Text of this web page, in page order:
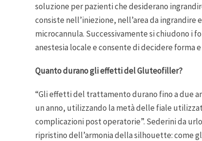
soluzione per pazienti che desiderano
consiste nell’iniezione, nell’area da
microcannula. Successivamente si chiudono i
anestesia locale e consente di decidere forma
Quanto durano gli effetti del Gluteofiller?
“Gli effetti del trattamento durano fino a due
un anno, utilizzando la metà delle fiale
complicazioni post operatorie”. Sederini da
ripristino dell’armonia della silhouette: come